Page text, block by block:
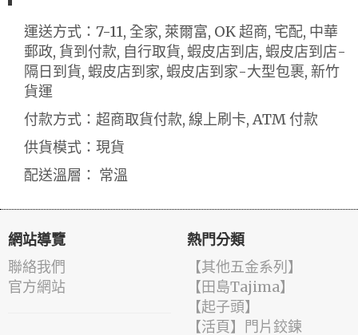
運送方式：7-11, 全家, 萊爾富, OK 超商, 宅配, 中華
郵政, 貨到付款, 自行取貨, 蝦皮店到店, 蝦皮店到店-
隔日到貨, 蝦皮店到家, 蝦皮店到家-大型包裹, 新竹
貨運
付款方式：超商取貨付款, 線上刷卡, ATM 付款
供貨模式：現貨
配送溫層： 常溫
網站導覽
聯絡我們
官方網站
熱門分類
【其他五金系列】
【田島Tajima】
【起子頭】
【活頁】門片鉸鍊